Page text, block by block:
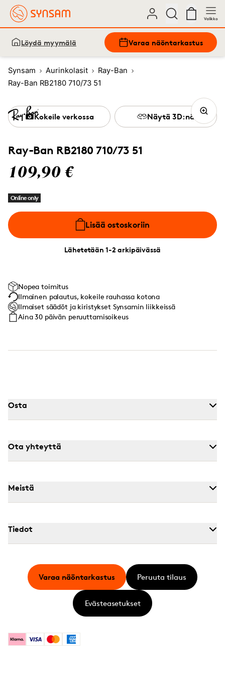
Valikko
Löydä myymälä Varaa näöntarkastus
Synsam Aurinkolasit
Ray-Ban
Ray-Ban RB2180 710/73 51
Ray-Ban RB2180 710/73 51
109,90 €
Online only
Lisää ostoskoriin
Lähetetään 1-2 arkipäivässä
Kokeile verkossa Näytä 3D:nä
Nopea toimitus
Ilmainen palautus, kokeile rauhassa kotona
Ilmaiset säädöt ja kiristykset Synsamin liikkeissä
Aina 30 päivän peruuttamisoikeus
Osta
Ota yhteyttä
Meistä
Tiedot
KlarnaVisa MastercardAmerican Express
Varaa näöntarkastus Peruuta tilaus
Evästeasetukset